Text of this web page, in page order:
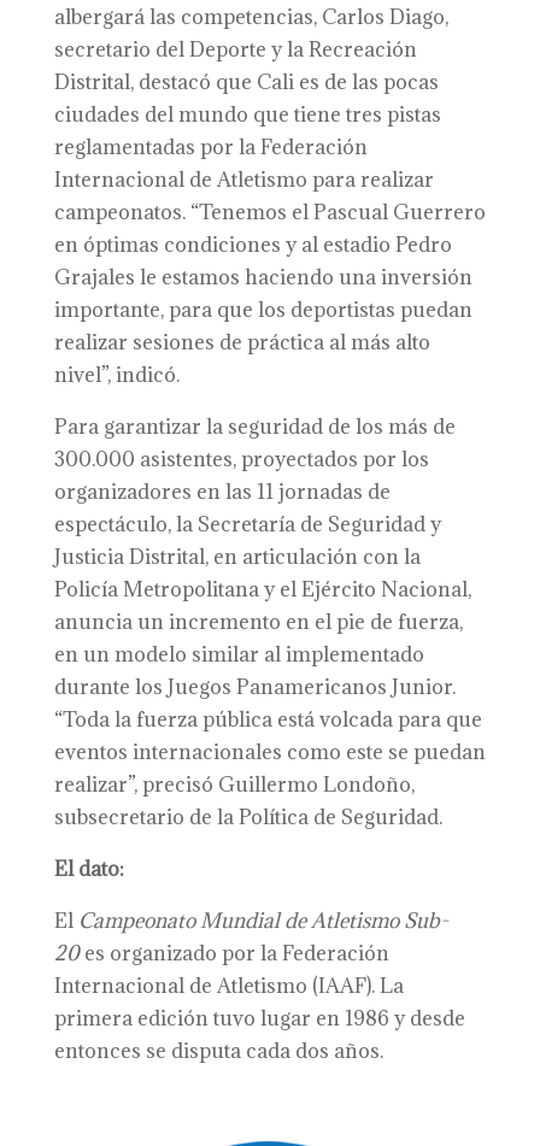
albergará las competencias, Carlos Diago,
secretario del Deporte y la Recreación
Distrital, destacó que Cali es de las pocas
ciudades del mundo que tiene tres pistas
reglamentadas por la Federación
Internacional de Atletismo para realizar
campeonatos. “Tenemos el Pascual Guerrero
en óptimas condiciones y al estadio Pedro
Grajales le estamos haciendo una inversión
importante, para que los deportistas puedan
realizar sesiones de práctica al más alto
nivel”, indicó.
Para garantizar la seguridad de los más de
300.000 asistentes, proyectados por los
organizadores en las 11 jornadas de
espectáculo, la Secretaría de Seguridad y
Justicia Distrital, en articulación con la
Policía Metropolitana y el Ejército Nacional,
anuncia un incremento en el pie de fuerza,
en un modelo similar al implementado
durante los Juegos Panamericanos Junior.
“Toda la fuerza pública está volcada para que
eventos internacionales como este se puedan
realizar”, precisó Guillermo Londoño,
subsecretario de la Política de Seguridad.
El dato:
El Campeonato Mundial de Atletismo Sub-
20es organizado por la Federación
Internacional de Atletismo (IAAF). La
primera edición tuvo lugar en 1986 y desde
entonces se disputa cada dos años.